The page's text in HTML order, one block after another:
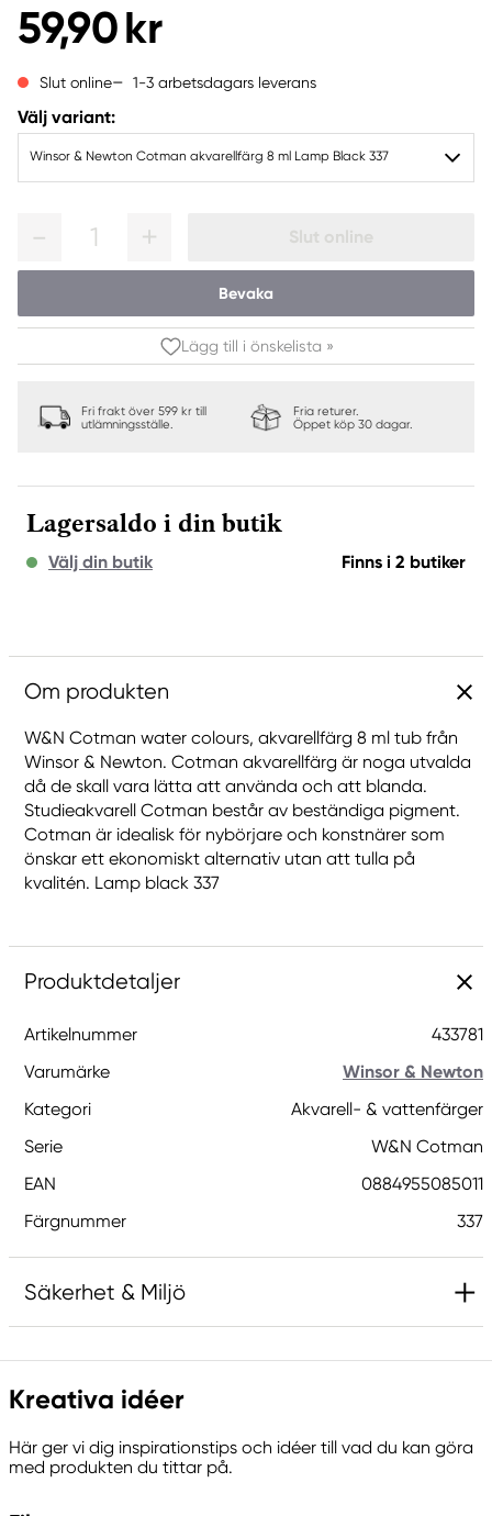
59,90 kr
Slut online 1-3 arbetsdagars leverans
Välj variant:
Winsor & Newton Cotman akvarellfärg 8 ml Lamp Black 337
1 Slut online
Bevaka
Lägg till i önskelista »
Fri frakt över 599 kr till
utlämningsställe.
Fria returer.
Öppet köp 30 dagar.
Lagersaldo i din butik
Välj din butik Finns i 2 butiker
Om produkten
W&N Cotman water colours, akvarellfärg 8 ml tub från
Winsor & Newton. Cotman akvarellfärg är noga utvalda
då de skall vara lätta att använda och att blanda.
Studieakvarell Cotman består av beständiga pigment.
Cotman är idealisk för nybörjare och konstnärer som
önskar ett ekonomiskt alternativ utan att tulla på
kvalitén. Lamp black 337
Produktdetaljer
Artikelnummer
433781
Varumärke
Winsor & Newton
Kategori
Akvarell- & vattenfärger
Serie
W&N Cotman
EAN
0884955085011
Färgnummer
337
Säkerhet & Miljö
Innehåller 2-metyl-1,2-bensotiazol-3-(2H)-on;
[MBIT]. Kan orsaka en allergisk reaktion.
Ansvarig EU
Kreativa idéer
Här ger vi dig inspirationstips och idéer till vad du kan göra
med produkten du tittar på.